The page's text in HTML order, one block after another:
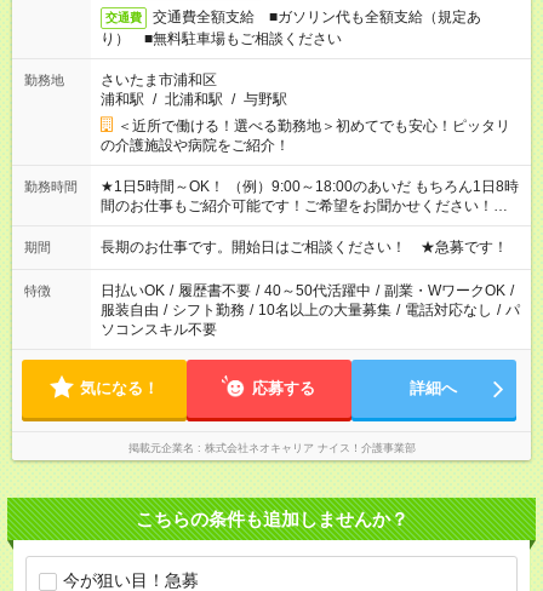
交通費
交通費全額支給 ■ガソリン代も全額支給（規定あ
り） ■無料駐車場もご相談ください
勤務地
さいたま市浦和区
浦和駅 / 北浦和駅 / 与野駅
＜近所で働ける！選べる勤務地＞初めてでも安心！ピッタリ
の介護施設や病院をご紹介！
勤務時間
★1日5時間～OK！ （例）9:00～18:00のあいだ もちろん1日8時
間のお仕事もご紹介可能です！ご希望をお聞かせください！★家
庭の都合でお休みが必要な場合も遠慮なくご相談ください。 ※
週最低15時間以上の勤務が必要です
期間 長期のお仕事です。開始日はご相談ください！ ★急募です！
特徴 日払いOK / 履歴書不要 / 40～50代活躍中 / 副業・WワークOK /
服装自由 / シフト勤務 / 10名以上の大量募集 / 電話対応なし / パ
ソコンスキル不要
気になる！ 応募する 詳細へ
掲載元企業名 株式会社ネオキャリア ナイス！介護事業部
こちらの条件も追加しませんか？
今が狙い目！急募